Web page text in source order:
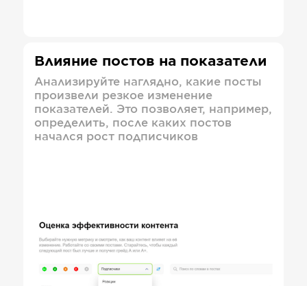
Влияние постов на показатели
Анализируйте наглядно, какие посты
произвели резкое изменение
показателей. Это позволяет, например,
определить, после каких постов
начался рост подписчиков